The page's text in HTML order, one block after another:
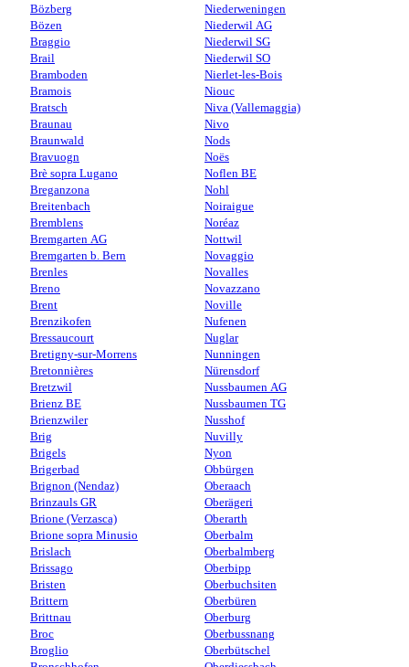
Bözberg
Bözen
Braggio
Brail
Bramboden
Bramois
Bratsch
Braunau
Braunwald
Bravuogn
Brè sopra Lugano
Breganzona
Breitenbach
Bremblens
Bremgarten AG
Bremgarten b. Bern
Brenles
Breno
Brent
Brenzikofen
Bressaucourt
Bretigny-sur-Morrens
Bretonnières
Bretzwil
Brienz BE
Brienzwiler
Brig
Brigels
Brigerbad
Brignon (Nendaz)
Brinzauls GR
Brione (Verzasca)
Brione sopra Minusio
Brislach
Brissago
Bristen
Brittern
Brittnau
Broc
Broglio
Niederweningen
Niederwil AG
Niederwil SG
Niederwil SO
Nierlet-les-Bois
Niouc
Niva (Vallemaggia)
Nivo
Nods
Noës
Noflen BE
Nohl
Noiraigue
Noréaz
Nottwil
Novaggio
Novalles
Novazzano
Noville
Nufenen
Nuglar
Nunningen
Nürensdorf
Nussbaumen AG
Nussbaumen TG
Nusshof
Nuvilly
Nyon
Obbürgen
Oberaach
Oberägeri
Oberarth
Oberbalm
Oberbalmberg
Oberbipp
Oberbuchsiten
Oberbüren
Oberburg
Oberbussnang
Oberbütschel